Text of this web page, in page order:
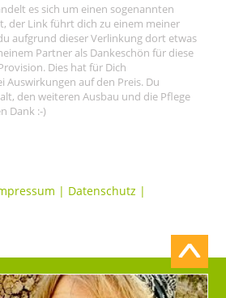
es sich um einen sogenannten
der Link führt dich zu einem meiner
aufgrund dieser Verlinkung dort etwas
Partner als Dankeschön für diese
Dies hat für Dich
Auswirkungen auf den Preis. Du
den weiteren Ausbau und die Pflege
Dank :-)
| Datenschutz |